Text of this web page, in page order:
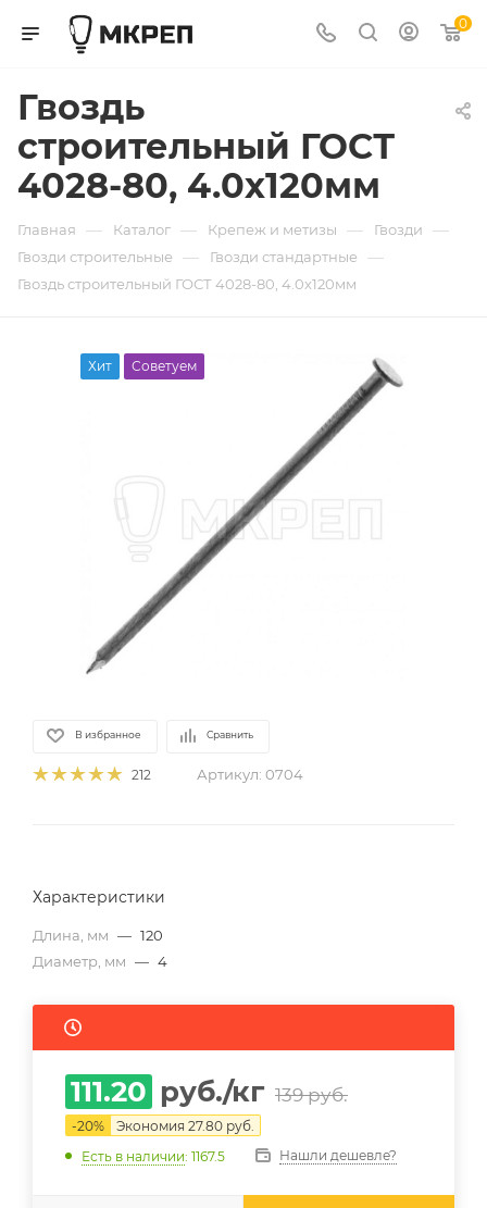
0
Гвоздь
строительный ГОСТ
4028-80, 4.0х120мм
Главная — Каталог — Крепеж и метизы — Гвозди —
Гвозди строительные — Гвозди стандартные —
Гвоздь строительный ГОСТ 4028-80, 4.0х120мм
Хит Советуем
В избранное Сравнить
212 Артикул: 0704
Характеристики
Длина, мм — 120
Диаметр, мм — 4
111.20 руб./кг 139руб.
-20% Экономия 27.80 руб.
Есть в наличии: 1167.5 Нашли дешевле?